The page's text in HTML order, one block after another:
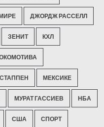
ДЖОРДЖ РАССЕЛЛ
ЗЕНИТ КХЛ
МЕКСИКЕ
МУРАТ ГАССИЕВ НБА
США СПОРТ